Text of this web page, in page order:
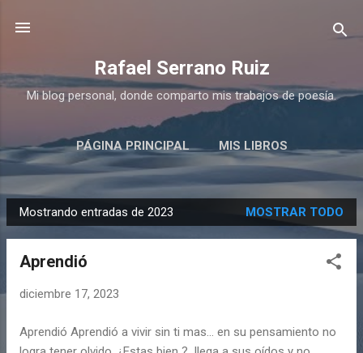
Rafael Serrano Ruiz
Mi blog personal, donde comparto mis trabajos de poesía.
PÁGINA PRINCIPAL MIS LIBROS
MIS PREMIOS SOBRE MI
E
n
Mostrando entradas de 2023 MOSTRAR TODO
Aprendió
diciembre 17, 2023
Aprendió Aprendió a vivir sin ti mas… en su pensamiento no